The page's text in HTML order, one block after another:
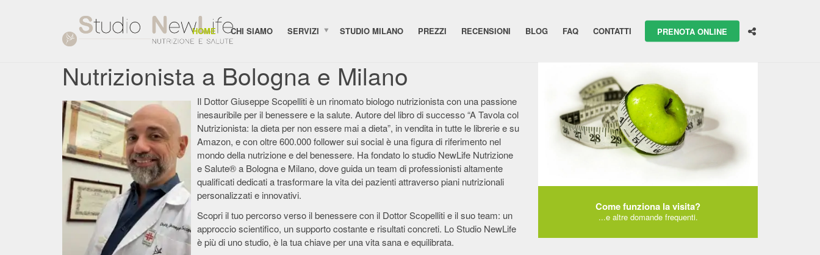
HOME CHI SIAMO SERVIZI STUDIO MILANO PREZZI RECENSIONI BLOG FAQ CONTATTI PRENOTA ONLINE
Nutrizionista a Bologna e Milano
Il Dottor Giuseppe Scopelliti è un rinomato biologo nutrizionista con una passione
inesauribile per il benessere e la salute. Autore del libro di successo “A Tavola col
Nutrizionista: la dieta per non essere mai a dieta”, in vendita in tutte le librerie e su
Amazon, e con oltre 600.000 follower sui social è una figura di riferimento nel
mondo della nutrizione e del benessere. Ha fondato lo studio NewLife Nutrizione
e Salute® a Bologna e Milano, dove guida un team di professionisti altamente
qualificati dedicati a trasformare la vita dei pazienti attraverso piani nutrizionali
personalizzati e innovativi.
Scopri il tuo percorso verso il benessere con il Dottor Scopelliti e il suo team: un
approccio scientifico, un supporto costante e risultati concreti. Lo Studio NewLife
è più di uno studio, è la tua chiave per una vita sana e equilibrata.
Come funziona la visita?
...e altre domande frequenti.